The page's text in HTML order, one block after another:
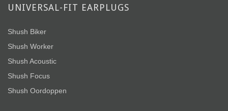
UNIVERSAL-FIT EARPLUGS
Shush Biker
Shush Worker
Shush Acoustic
Shush Focus
Shush Oordoppen